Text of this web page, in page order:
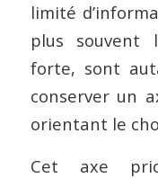
limité
plus souvent
forte, sont
conserver un
orientant le
Cet axe